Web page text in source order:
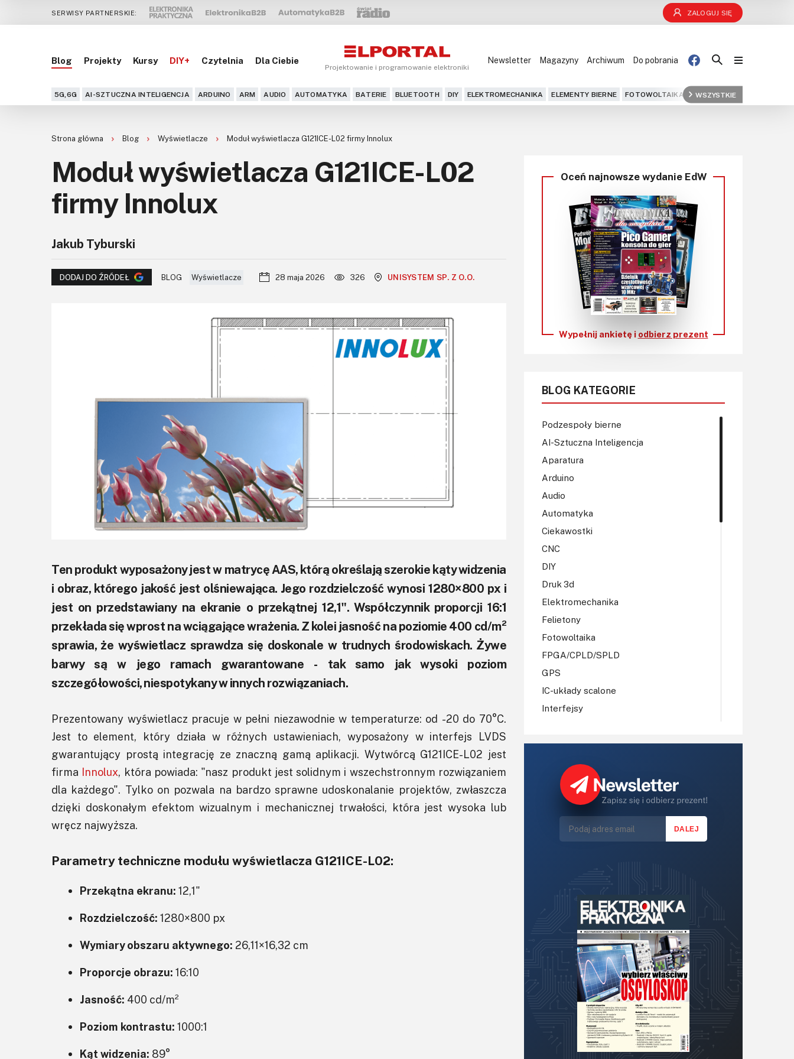
SERWISY PARTNERSKIE: ZALOGUJ SIĘ
Blog Projekty Kursy DIY+ Czytelnia Dla Ciebie
Projektowanie i programowanie elektroniki
Newsletter Magazyny Archiwum Do pobrania
5G,6G AI-SZTUCZNA INTELIGENCJA ARDUINO ARM AUDIO AUTOMATYKA BATERIE BLUETOOTH DIY ELEKTROMECHANIKA ELEMENTY BIERNE FOTOWOLTAIKA FPGA GPS
WSZYSTKIE
Blog
DIY+
Czytelnia
Dla Ciebie
KITy AVT
Kontakt
Do pobrania
Strona główna Blog Wyświetlacze Moduł wyświetlacza G121ICE-L02 firmy Innolux
Moduł wyświetlacza G121ICE-L02
firmy Innolux
Jakub Tyburski
DODAJ DO ŹRÓDEŁ BLOG Wyświetlacze 28 maja 2026 326 UNISYSTEM SP. Z O.O.
Ten produkt wyposażony jest w matrycę AAS, którą określają szerokie kąty widzenia
i obraz, którego jakość jest olśniewająca. Jego rozdzielczość wynosi 1280×800 px i
jest on przedstawiany na ekranie o przekątnej 12,1". Współczynnik proporcji 16:1
przekłada się wprost na wciągające wrażenia. Z kolei jasność na poziomie 400 cd/m²
sprawia, że wyświetlacz sprawdza się doskonale w trudnych środowiskach. Żywe
barwy są w jego ramach gwarantowane - tak samo jak wysoki poziom
szczegółowości, niespotykany w innych rozwiązaniach.
Prezentowany wyświetlacz pracuje w pełni niezawodnie w temperaturze: od -20 do 70°C.
Jest to element, który działa w różnych ustawieniach, wyposażony w interfejs LVDS
gwarantujący prostą integrację ze znaczną gamą aplikacji. Wytwórcą G121ICE-L02 jest
firma Innolux, która powiada: "nasz produkt jest solidnym i wszechstronnym rozwiązaniem
dla każdego". Tylko on pozwala na bardzo sprawne udoskonalanie projektów, zwłaszcza
dzięki doskonałym efektom wizualnym i mechanicznej trwałości, która jest wysoka lub
wręcz najwyższa.
Parametry techniczne modułu wyświetlacza G121ICE-L02:
Przekątna ekranu: 12,1"
Rozdzielczość: 1280×800 px
Wymiary obszaru aktywnego: 26,11×16,32 cm
Proporcje obrazu: 16:10
Jasność: 400 cd/m²
Poziom kontrastu: 1000:1
Kąt widzenia: 89°
Oceń najnowsze wydanie EdW
Wypełnij ankietę i odbierz prezent
BLOG KATEGORIE
Podzespoły bierne
AI-Sztuczna Inteligencja
Aparatura
Arduino
Audio
Automatyka
Ciekawostki
CNC
DIY
Druk 3d
Elektromechanika
Felietony
Fotowoltaika
FPGA/CPLD/SPLD
GPS
IC-układy scalone
Interfejsy
Koła Naukowe
Książki
Lasery
LED/LCD/OLED
Mechatronika
Narzędzia
Optoelektronika
PCB/Montaż
Podstawy elektroniki
Podzespoły bierne
Półprzewodniki
Pomiary i testy
Projektowanie
Raspberry Pi